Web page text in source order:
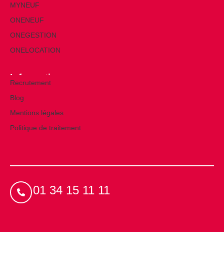
MYNEUF
ONENEUF
ONEGESTION
ONELOCATION
Informations
Recrutement
Blog
Mentions légales
Politique de traitement
01 34 15 11 11